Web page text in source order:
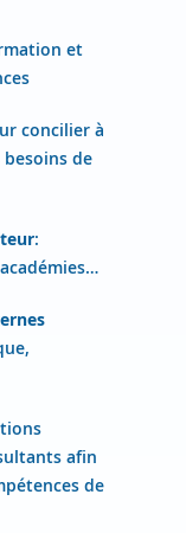
et
concilier à
besoins de
:
afin
de